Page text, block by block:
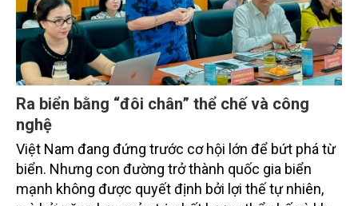
Ra biển bằng “đôi chân” thể chế và công
nghệ
Việt Nam đang đứng trước cơ hội lớn để bứt phá từ
biển. Nhưng con đường trở thành quốc gia biển
mạnh không được quyết định bởi lợi thế tự nhiên,